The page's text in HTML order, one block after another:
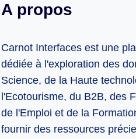
A propos
Carnot Interfaces est une
dédiée à l'exploration des
Science, de la Haute
l'Ecotourisme, du B2B, des
de l'Emploi et de la
fournir des ressources